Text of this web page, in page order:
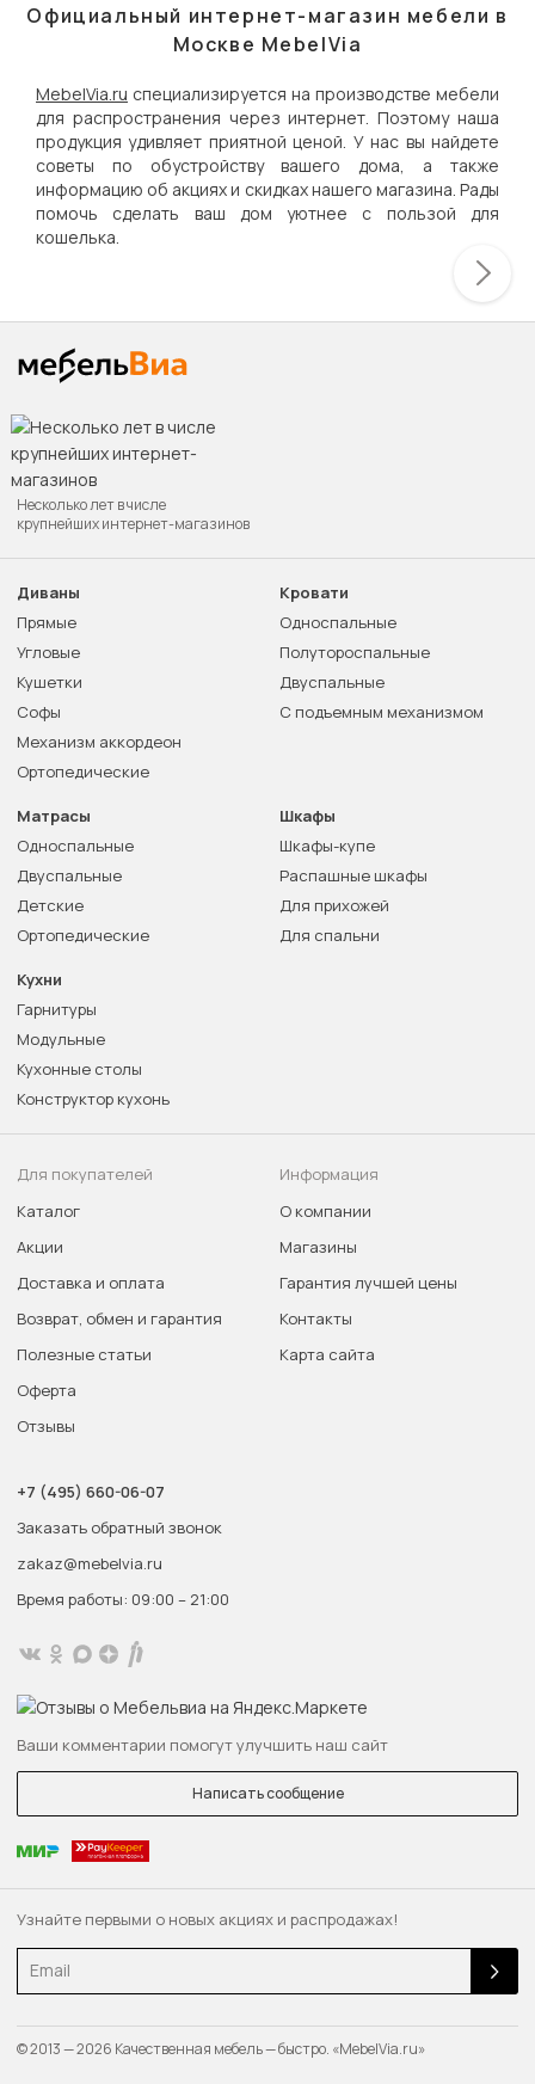
Официальный интернет-магазин мебели в
Москве MebelVia
MebelVia.ru специализируется на производстве мебели
для распространения через интернет. Поэтому наша
продукция удивляет приятной ценой. У нас вы найдете
советы по обустройству вашего дома, а также
информацию об акциях и скидках нашего магазина. Рады
помочь сделать ваш дом уютнее с пользой для
кошелька.
Узнайте первыми о новых акциях и распродажах!
Email
Несколько лет в числе
крупнейших интернет-магазинов
Диваны
Прямые
Угловые
Кушетки
Софы
Механизм аккордеон
Ортопедические
Кровати
Односпальные
Полутороспальные
Двуспальные
С подъемным механизмом
Матрасы
Односпальные
Двуспальные
Детские
Ортопедические
Шкафы
Шкафы-купе
Распашные шкафы
Для прихожей
Для спальни
Кухни
Гарнитуры
Модульные
Кухонные столы
Конструктор кухонь
Для покупателей
Каталог
Акции
Доставка и оплата
Возврат, обмен и гарантия
Полезные статьи
Оферта
Отзывы
Информация
О компании
Магазины
Гарантия лучшей цены
Контакты
Карта сайта
+7 (495) 660-06-07
Заказать обратный звонок
zakaz@mebelvia.ru
Время работы: 09:00 – 21:00
Ваши комментарии помогут улучшить наш сайт
Написать сообщение
© 2013 — 2026 Качественная мебель — быстро. «MebelVia.ru»